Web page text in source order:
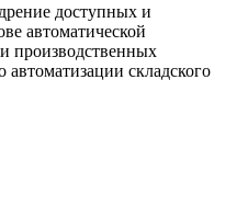
доступных и
автоматической
производственных
складского